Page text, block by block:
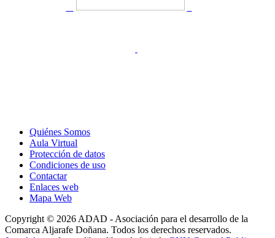
Quiénes Somos
Aula Virtual
Protección de datos
Condiciones de uso
Contactar
Enlaces web
Mapa Web
Copyright © 2026 ADAD - Asociación para el desarrollo de la
Comarca Aljarafe Doñana. Todos los derechos reservados.